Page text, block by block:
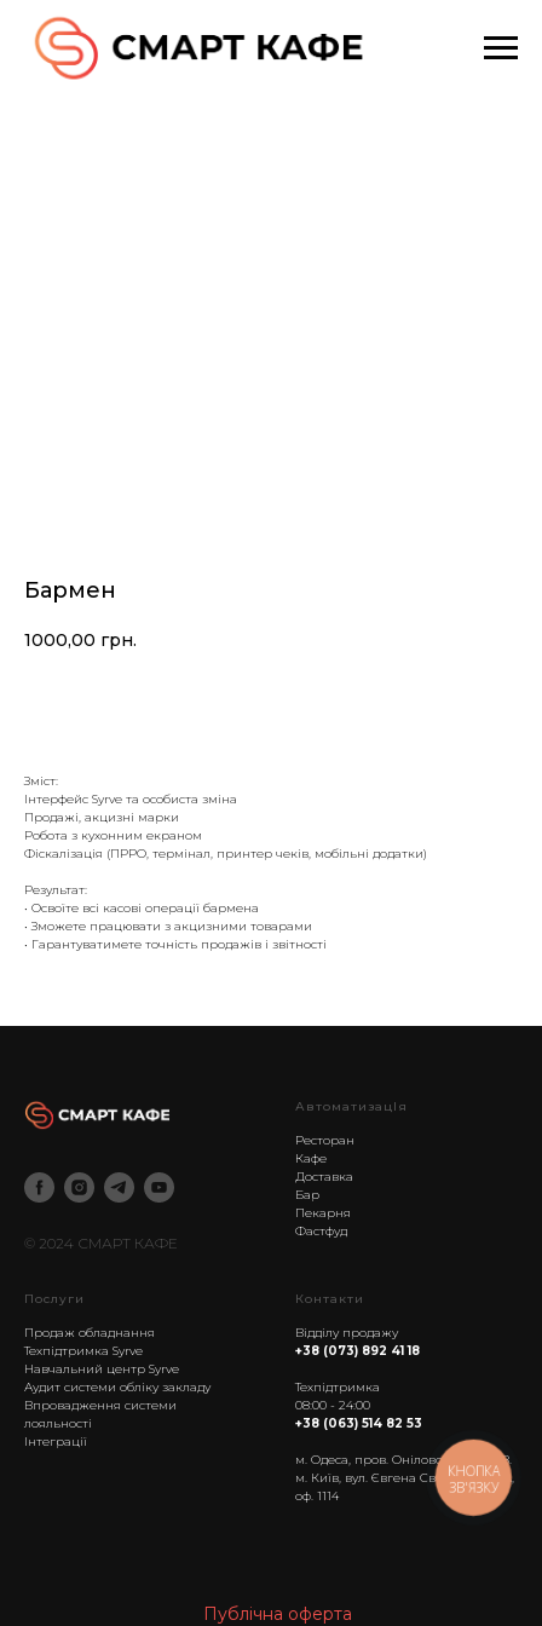
Бармен
1000,00 грн.
Зміст:
Інтерфейс Syrve та особиста зміна
Продажі, акцизні марки
Робота з кухонним екраном
Фіскалізація (ПРРО, термінал, принтер чеків, мобільні додатки)
Результат:
• Освоїте всі касові операції бармена
• Зможете працювати з акцизними товарами
• Гарантуватимете точність продажів і звітності
© 2024 СМАРТ КАФЕ
АвтоматизацІя
Ресторан
Кафе
Доставка
Бар
Пекарня
Фастфуд
Послуги
Продаж обладнання
Техпідтримка Syrve
Навчальний центр Syrve
Аудит системи обліку закладу
Впровадження системи
лояльності
Інтеграції
Контакти
Відділу продажу
+38 (073) 892 41 18
Техпідтримка
08:00 - 24:00
+38 (063) 514 82 53
м. Одеса, пров. Онілової, б.18, оф. 8.
м. Київ, вул. Євгена Сверстюка, 11А,
оф. 1114
Публічна оферта
КНОПКА
ЗВ'ЯЗКУ